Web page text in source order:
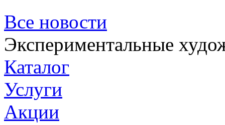
Все новости
Экспериментальные
Каталог
Услуги
Акции